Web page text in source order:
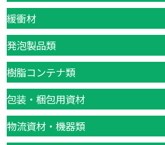
緩衝材
発泡製品類
樹脂コンテナ類
包装・梱包用資材
物流資材・機器類